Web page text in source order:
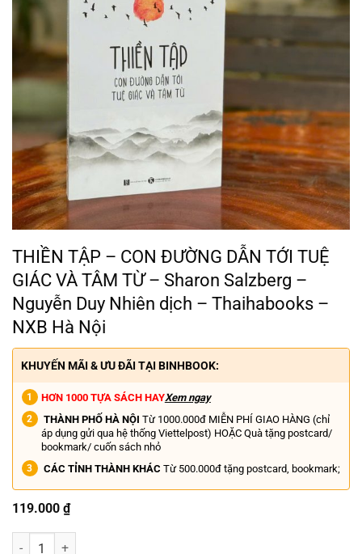
THIỀN TẬP – CON ĐƯỜNG DẪN TỚI TUỆ
GIÁC VÀ TÂM TỪ – Sharon Salzberg –
Nguyễn Duy Nhiên dịch – Thaihabooks –
NXB Hà Nội
KHUYẾN MÃI & ƯU ĐÃI TẠI BINHBOOK:
HƠN 1000 TỰA SÁCH HAYXem ngay
THÀNH PHỐ HÀ NỘI Từ 1000.000đ MIỄN PHÍ GIAO HÀNG (chỉ
áp dụng gửi qua hệ thống Viettelpost) HOẶC Quà tặng postcard/
bookmark/ cuốn sách nhỏ
CÁC TỈNH THÀNH KHÁC Từ 500.000đ tặng postcard, bookmark;
119.000 ₫
THIỀN TẬP - CON ĐƯỜNG DẪN TỚI TUỆ GIÁC VÀ TÂM TỪ -